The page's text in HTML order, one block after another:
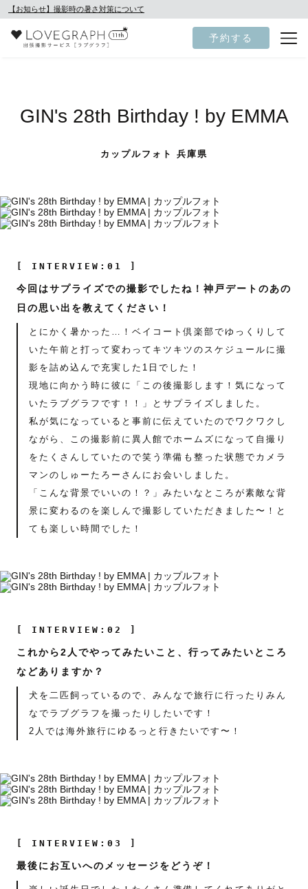
【お知らせ】撮影時の暑さ対策について
予約する
GIN's 28th Birthday ! by EMMA
カップルフォト 兵庫県
[ INTERVIEW:01 ]
今回はサプライズでの撮影でしたね！神戸デートのあの
日の思い出を教えてください！
とにかく暑かった…！ベイコート倶楽部でゆっくりして
いた午前と打って変わってキツキツのスケジュールに撮
影を詰め込んで充実した1日でした！
現地に向かう時に彼に「この後撮影します！気になって
いたラブグラフです！！」とサプライズしました。
私が気になっていると事前に伝えていたのでワクワクし
ながら、この撮影前に異人館でホームズになって自撮り
をたくさんしていたので笑う準備も整った状態でカメラ
マンのしゅーたろーさんにお会いしました。
「こんな背景でいいの！？」みたいなところが素敵な背
景に変わるのを楽しんで撮影していただきました〜！と
ても楽しい時間でした！
[ INTERVIEW:02 ]
これから2人でやってみたいこと、行ってみたいところ
などありますか？
犬を二匹飼っているので、みんなで旅行に行ったりみん
なでラブグラフを撮ったりしたいです！
2人では海外旅行にゆるっと行きたいです〜！
[ INTERVIEW:03 ]
最後にお互いへのメッセージをどうぞ！